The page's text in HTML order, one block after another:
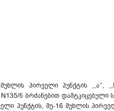
პირველი პუნქტის ,,ა’’,
ნ ბრძანებით დამტკიცებული
პუნქტის, მე-16 მუხლის